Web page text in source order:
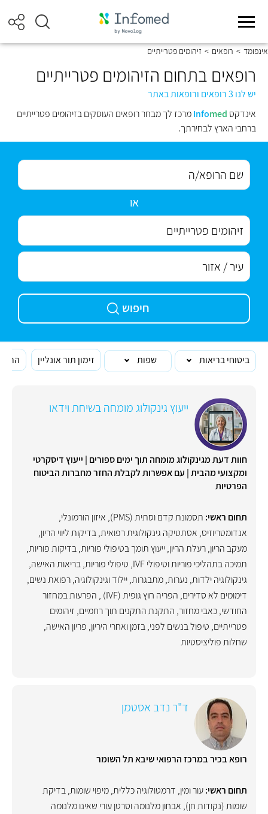
אינפומד > רופאים > זיהומים פטרייתיים
רופאים בתחום הזיהומים פטרייתיים
יש לנו 3 רופאים ורופאות באתר
אינדקס
Infomed
מרכז לך מבחר רופאים העוסקים בזיהומים פטרייתיים
ברחבי הארץ לבחירתך.
או
חיפוש
ביטוחי בריאות שפות זימון תור אונליין
ייעוץ גינקולוג מומחה בשיחת וידאו
חוות דעת מגינקולוג מומחה תוך ימים ספורים | ייעוץ דיסקרטי
ומקצועי מהבית | עם אפשרות לקבלת החזר מחברות הביטוח
הפרטיות
תחום ראשי: תסמונת קדם וסתית (PMS) , איזון הורמונלי,
אנדומטריוזיס, אסתטיקה גינקולוגית רפואית,בדיקות ליווי הריון,
מעקב הריון,רעלת הריון,ייעוץ תומך בטיפולי פוריות,בדיקות פוריות,
תמיכה בתהליכי פוריות וטיפולי IVF
, טיפולי פוריות,בריאות האישה,
גינקולוגיה ילדות, נערות, מתבגרות,יילוד וגינקולוגיה, רפואת נשים,
דימומים לא סדירים, הפריה חוץ גופית (IVF) , הפרעות במחזור
החודשי,כאבי מחזור, התקנת התקנים תוך רחמיים, זיהומים
פטרייתיים, טיפול בנשים לפני, בזמן ואחרי היריון, פריון האישה,
שחלות פוליציסטיות
ד"ר נדב אסטמן
רופא בכיר במרכז הרפואי שיבא תל השומר
תחום ראשי:עור ומין, דרמטולוגיה כללית,מיפוי שומות,בדיקת
שומות (נקודות חן), אבחון מלנומה וסרטן עורי שאינו מלנומה